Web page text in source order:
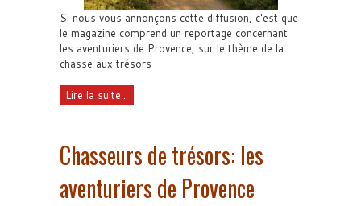
Si nous vous annonçons cette diffusion, c'est que
le magazine comprend un reportage concernant
les aventuriers de Provence, sur le thème de la
chasse aux trésors
Lire la suite...
Chasseurs de trésors: les
aventuriers de Provence